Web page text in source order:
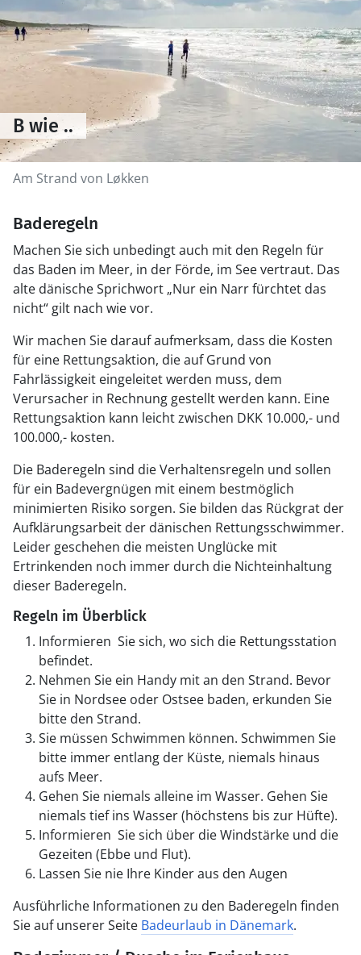
Am Strand von Løkken
B wie ..
Baderegeln
Machen Sie sich unbedingt auch mit den Regeln für
das Baden im Meer, in der Förde, im See vertraut. Das
alte dänische Sprichwort „Nur ein Narr fürchtet das
nicht“ gilt nach wie vor.
Wir machen Sie darauf aufmerksam, dass die Kosten
für eine Rettungsaktion, die auf Grund von
Fahrlässigkeit eingeleitet werden muss, dem
Verursacher in Rechnung gestellt werden kann. Eine
Rettungsaktion kann leicht zwischen DKK 10.000,- und
100.000,- kosten.
Die Baderegeln sind die Verhaltensregeln und sollen
für ein Badevergnügen mit einem bestmöglich
minimierten Risiko sorgen. Sie bilden das Rückgrat der
Aufklärungsarbeit der dänischen Rettungsschwimmer.
Leider geschehen die meisten Unglücke mit
Ertrinkenden noch immer durch die Nichteinhaltung
dieser Baderegeln.
Regeln im Überblick
Informieren Sie sich, wo sich die Rettungsstation
befindet.
Nehmen Sie ein Handy mit an den Strand. Bevor
Sie in Nordsee oder Ostsee baden, erkunden Sie
bitte den Strand.
Sie müssen Schwimmen können. Schwimmen Sie
bitte immer entlang der Küste, niemals hinaus
aufs Meer.
Gehen Sie niemals alleine im Wasser. Gehen Sie
niemals tief ins Wasser (höchstens bis zur Hüfte).
Informieren Sie sich über die Windstärke und die
Gezeiten (Ebbe und Flut).
Lassen Sie nie Ihre Kinder aus den Augen
Ausführliche Informationen zu den Baderegeln finden
Sie auf unserer Seite Badeurlaub in Dänemark.